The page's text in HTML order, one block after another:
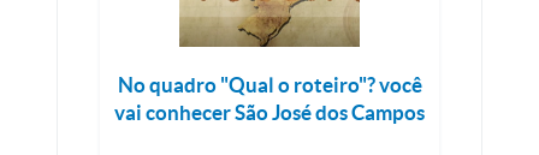
No quadro "Qual o roteiro"? você
vai conhecer São José dos Campos